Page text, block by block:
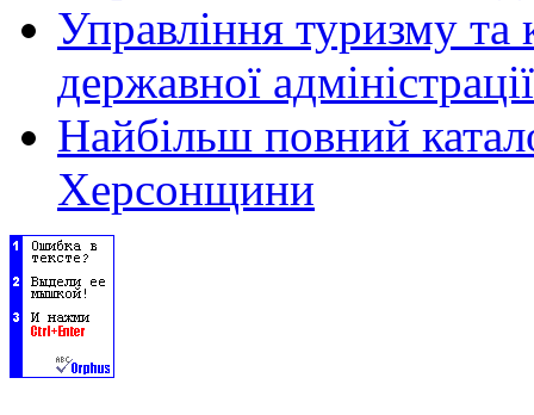
Управління туризму та
державної адміністрації
Найбільш повний
Херсонщини